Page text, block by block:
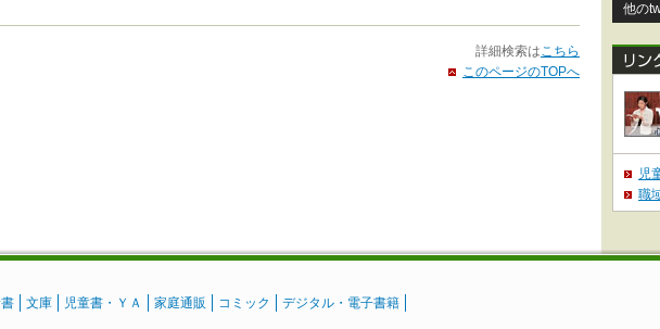
詳細検索はこちら
このページのTOPへ
他の
児
職
文庫 児童書・ＹＡ 家庭通販 コミック デジタル・電子書籍